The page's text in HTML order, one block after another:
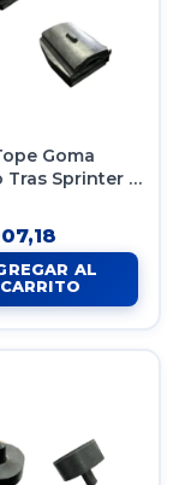
Goma
Tras Sprinter -